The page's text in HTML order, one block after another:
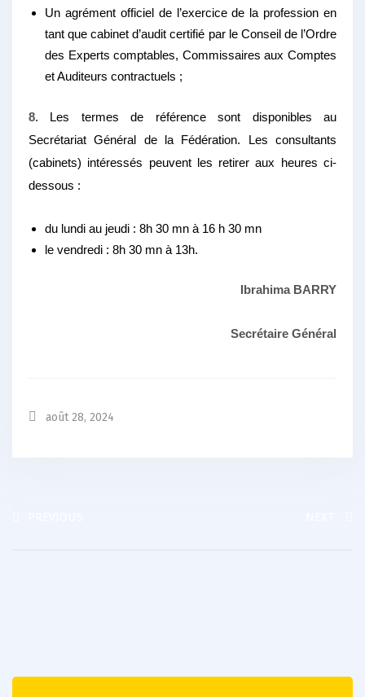
Un agrément officiel de l’exercice de la profession en
tant que cabinet d’audit certifié par le Conseil de l’Ordre
des Experts comptables, Commissaires aux Comptes
et Auditeurs contractuels ;
8. Les termes de référence sont disponibles au
Secrétariat Général de la Fédération. Les consultants
(cabinets) intéressés peuvent les retirer aux heures ci-
dessous :
du lundi au jeudi : 8h 30 mn à 16 h 30 mn
le vendredi : 8h 30 mn à 13h.
Ibrahima BARRY
Secrétaire Général
août 28, 2024